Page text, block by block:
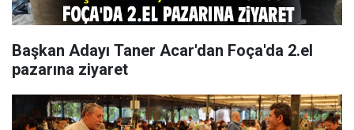
Başkan Adayı Taner Acar'dan Foça'da 2.el
pazarına ziyaret